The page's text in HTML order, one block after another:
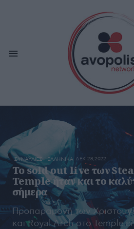
ΣΥΝΑΥΛΙΕΣ - ΕΛΛΗΝΙΚΑ ΔΕΚ 28,2022
Το sold out live των
Temple ήταν και το
σήμερα
Προπαραμονή των
και Royal Arch στο Temple